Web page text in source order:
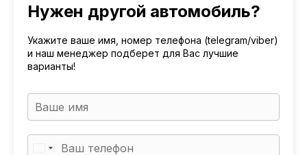
Нужен другой автомобиль?
Укажите ваше имя, номер телефона (telegram/viber)
и наш менеджер подберет для Вас лучшие
варианты!